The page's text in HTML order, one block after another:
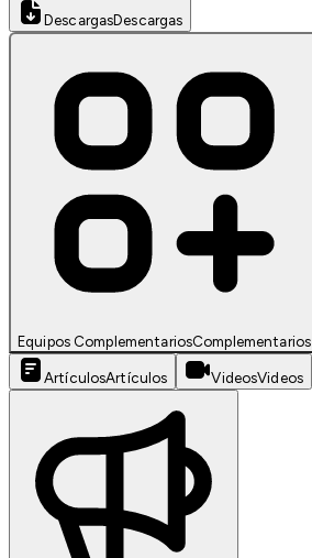
DescargasDescargas
Equipos ComplementariosComplementarios
ArtículosArtículos VideosVideos